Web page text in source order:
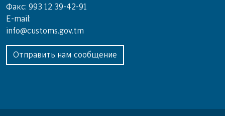
Факс: 993 12 39-42-91
E-mail:
info@customs.gov.tm
Отправить нам сообщение